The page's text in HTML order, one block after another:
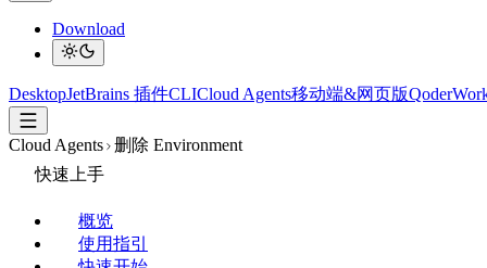
Download
DesktopJetBrains 插件CLICloud Agents移动端&网页版
Cloud Agents 删除 Environment
快速上手
概览
使用指引